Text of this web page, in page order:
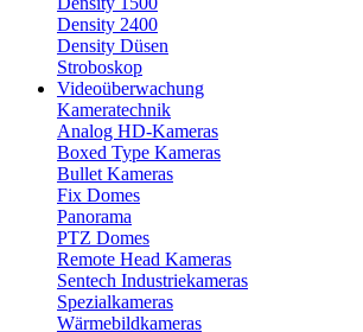
Density 2400
Density Düsen
Stroboskop
Videoüberwachung
Kameratechnik
Analog HD-Kameras
Boxed Type Kameras
Bullet Kameras
Fix Domes
Panorama
PTZ Domes
Remote Head Kameras
Sentech Industriekameras
Spezialkameras
Wärmebildkameras